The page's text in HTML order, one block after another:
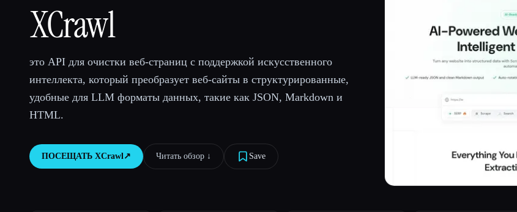
XCrawl
это API для очистки веб-страниц с поддержкой искусственного
интеллекта, который преобразует веб-сайты в структурированные,
удобные для LLM форматы данных, такие как JSON, Markdown и
HTML.
ПОСЕЩАТЬ XCrawl ↗︎ Читать обзор ↓︎ Save